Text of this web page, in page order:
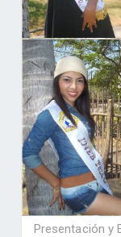
Presentación y